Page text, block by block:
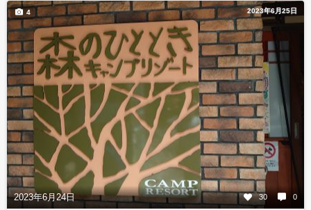
2023年6月25日
2023年6月24日 30 0
4